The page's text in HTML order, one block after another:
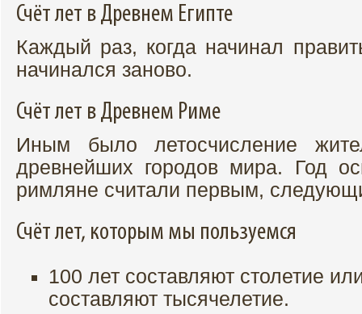
Счёт лет в Древнем Египте
Каждый раз, когда начинал
начинался заново.
Счёт лет в Древнем Риме
Иным было летосчисление
древнейших городов мира. Год
римляне считали первым,
Счёт лет, которым мы пользуемся
100 лет составляют столетие
составляют тысячелетие.